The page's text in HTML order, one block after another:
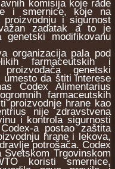
komisija koje rade
i smernice, koje na
proizvodnju i sigurnost
zadatak a to je
genetski modifikovanu
pala pod
farmaceutskih i
genetski
umesto da štiti interese
Codex Alimentarius
farmaceutskih
proizvodnje hrane kao
nije zdravstvena
i kontrola sigurnosti
a postao zaštita
hrane i lekova,
potrošača. Codex
Trgovinskom
koristi smernice,